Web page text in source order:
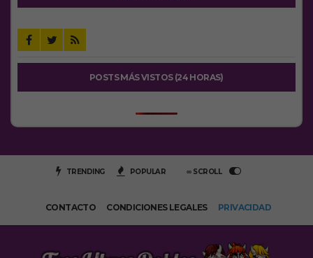
POSTS MÁS VISTOS (24 HORAS)
TRENDING POPULAR ∞ SCROLL
CONTACTO CONDICIONES LEGALES PRIVACIDAD